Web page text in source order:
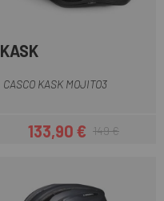
KASK
CASCO KASK MOJITO3
Prezzo
133,90 €Prezzo base
149 €